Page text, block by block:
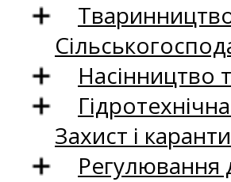
Насінництво
Захист і
Регулювання